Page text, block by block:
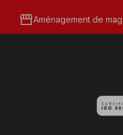
storefrontAménagement de